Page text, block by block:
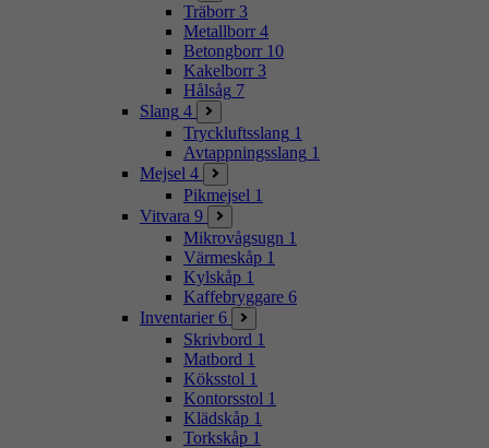
Träborr 3
Metallborr 4
Betongborr 10
Kakelborr 3
Hålsåg 7
Slang 4
Tryckluftsslang 1
Avtappningsslang 1
Mejsel 4
Pikmejsel 1
Vitvara 9
Mikrovågsugn 1
Värmeskåp 1
Kylskåp 1
Kaffebryggare 6
Inventarier 6
Skrivbord 1
Matbord 1
Köksstol 1
Kontorsstol 1
Klädskåp 1
Torkskåp 1